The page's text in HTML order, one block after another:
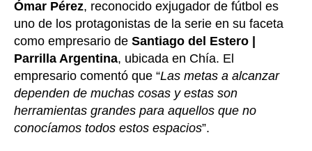
Ómar Pérez, reconocido exjugador de fútbol es
uno de los protagonistas de la serie en su faceta
como empresario de Santiago del Estero |
Parrilla Argentina, ubicada en Chía. El
empresario comentó que “Las metas a alcanzar
dependen de muchas cosas y estas son
herramientas grandes para aquellos que no
conocíamos todos estos espacios”.